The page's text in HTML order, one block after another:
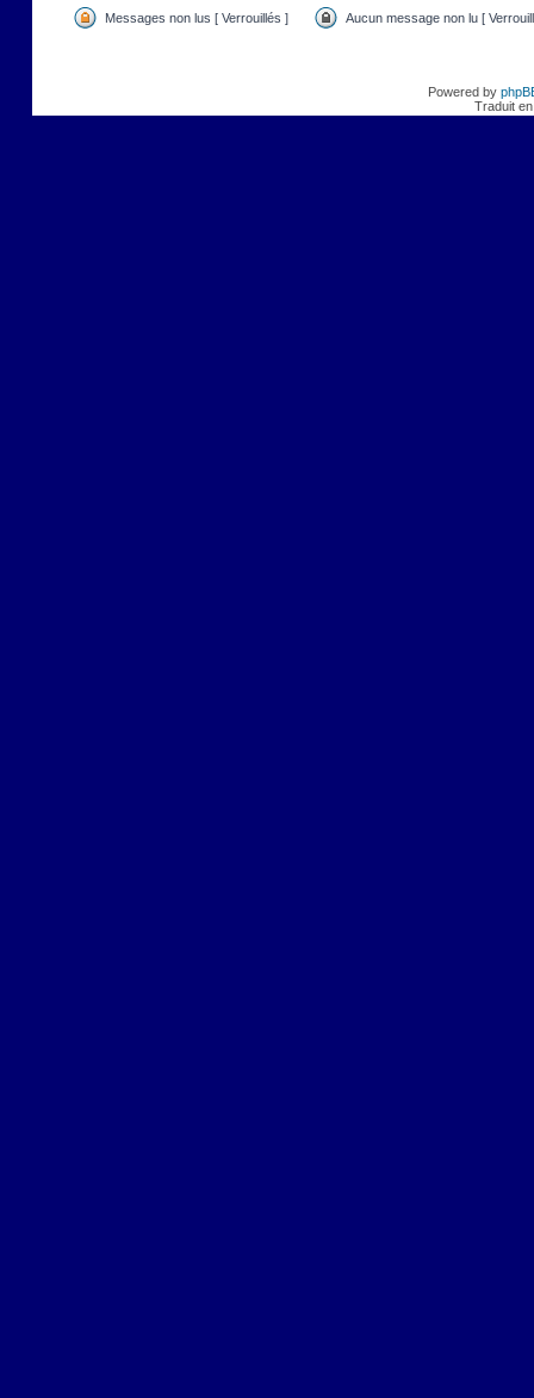
Messages non lus [ Verrouillés ] Aucun message non lu [
Powered by
Traduit